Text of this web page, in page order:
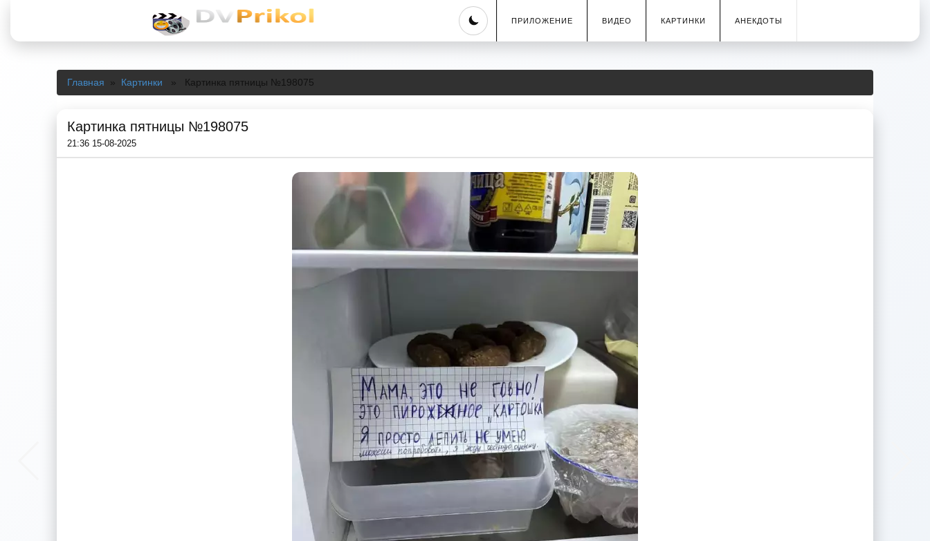
Skip
ПРИЛОЖЕНИЕ ВИДЕО КАРТИНКИ АНЕКДОТЫ
Главная » Картинки » Картинка пятницы №198075
Картинка пятницы №198075
21:36 15-08-2025